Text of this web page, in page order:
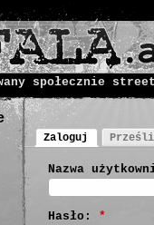
społecznie
Zaloguj
Nazwa
Hasło: *